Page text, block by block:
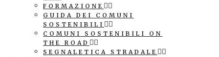
FORMAZIONE
GUIDA DEI COMUNI
SOSTENIBILI
COMUNI SOSTENIBILI ON
THE ROAD
SEGNALETICA STRADALE